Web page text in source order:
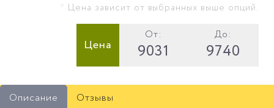
* Цена зависит от выбранных выше опций.
Цена
От:
9031
До:
9740
Описание Отзывы